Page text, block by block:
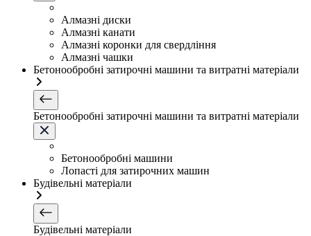
Алмазні диски
Алмазні канати
Алмазні коронки для свердління
Алмазні чашки
Бетонообробні затирочні машини та витратні матеріали
Бетонообробні затирочні машини та витратні матеріали
Бетонообробні машини
Лопасті для затирочних машин
Будівельні матеріали
Будівельні матеріали